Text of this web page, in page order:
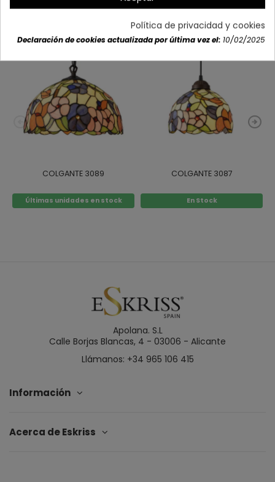
COLGANTE 3089
Últimas unidades en stock
COLGANTE 3087
En Stock
Apolana. S.L
Calle Borjas Blancas, 4 - 03006 - Alicante
Llámanos: +34 965 106 415
Información
Acerca de Eskriss
Política de privacidad y cookies
Declaración de cookies actualizada por última vez el: 10/02/2025